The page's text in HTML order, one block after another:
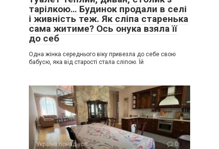
тарілкою… Будинок продали в селі
і живність теж. Як сліпа старенька
сама житиме? Ось онука взяла її
до себ
Одна жінка середнього віку привезла до себе свою
бабусю, яка від старості стала сліпою. Їй
Україна понад усе 0